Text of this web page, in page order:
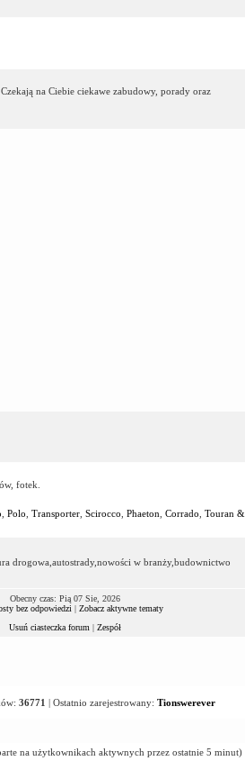
na Ciebie ciekawe zabudowy, porady oraz
fotek.
Polo Transporter, Scirocco Phaeton Corrado Touran &
drogowa,autostrady,nowości w branży,budownictwo
Obecny czas: Pią 07 Sie, 2026
bez odpowiedzi | Zobacz aktywne tematy
Usuń ciasteczka forum | Zespół
36771 | Ostatnio zarejestrowany: Tionswerever
na użytkownikach aktywnych przez ostatnie 5 minut)